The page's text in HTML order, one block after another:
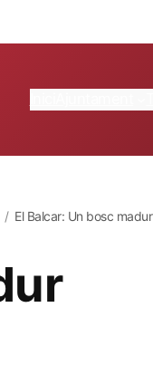
/ El Balcar: Un bosc madur